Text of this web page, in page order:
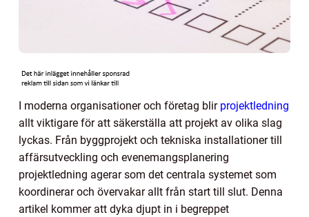
I moderna organisationer och företag blir projektledning
allt viktigare för att säkerställa att projekt av olika slag
lyckas. Från byggprojekt och tekniska installationer till
affärsutveckling och evenemangsplanering
projektledning agerar som det centrala systemet som
koordinerar och övervakar allt från start till slut. Denna
artikel kommer att dyka djupt in i begreppet